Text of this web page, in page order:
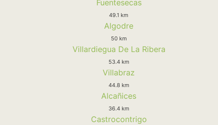
Fuentesecas
49.1 km
Algodre
50 km
Villardiegua De La Ribera
53.4 km
Villabraz
44.8 km
Alcañices
36.4 km
Castrocontrigo